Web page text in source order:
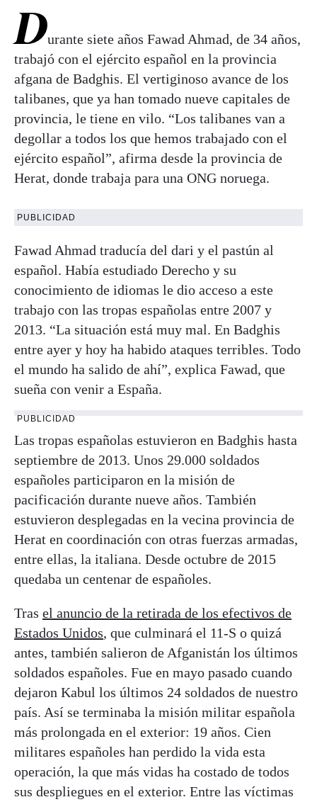
Durante siete años Fawad Ahmad, de 34 años,
trabajó con el ejército español en la provincia
afgana de Badghis. El vertiginoso avance de los
talibanes, que ya han tomado nueve capitales de
provincia, le tiene en vilo. “Los talibanes van a
degollar a todos los que hemos trabajado con el
ejército español”, afirma desde la provincia de
Herat, donde trabaja para una ONG noruega.
PUBLICIDAD
Fawad Ahmad traducía del dari y el pastún al
español. Había estudiado Derecho y su
conocimiento de idiomas le dio acceso a este
trabajo con las tropas españolas entre 2007 y
2013. “La situación está muy mal. En Badghis
entre ayer y hoy ha habido ataques terribles. Todo
el mundo ha salido de ahí”, explica Fawad, que
sueña con venir a España.
PUBLICIDAD
Las tropas españolas estuvieron en Badghis hasta
septiembre de 2013. Unos 29.000 soldados
españoles participaron en la misión de
pacificación durante nueve años. También
estuvieron desplegadas en la vecina provincia de
Herat en coordinación con otras fuerzas armadas,
entre ellas, la italiana. Desde octubre de 2015
quedaba un centenar de españoles.
Tras el anuncio de la retirada de los efectivos de
Estados Unidos, que culminará el 11-S o quizá
antes, también salieron de Afganistán los últimos
soldados españoles. Fue en mayo pasado cuando
dejaron Kabul los últimos 24 soldados de nuestro
país. Así se terminaba la misión militar española
más prolongada en el exterior: 19 años. Cien
militares españoles han perdido la vida esta
operación, la que más vidas ha costado de todos
sus despliegues en el exterior. Entre las víctimas